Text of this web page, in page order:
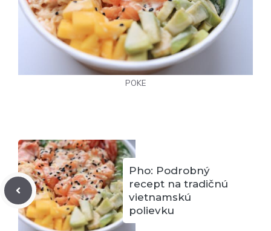
POKE
Pho: Podrobný
recept na tradičnú
vietnamskú
polievku